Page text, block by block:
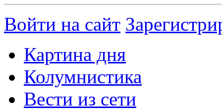
Войти на сайт
Картина дня
Колумнистика
Вести из сети